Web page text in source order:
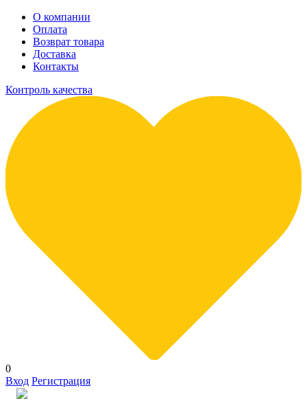
О компании
Оплата
Возврат товара
Доставка
Контакты
Контроль качества
0
Вход Регистрация